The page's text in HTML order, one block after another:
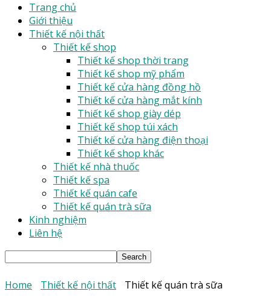
Trang chủ
Giới thiệu
Thiết kế nội thất
Thiết kế shop
Thiết kế shop thời trang
Thiết kế shop mỹ phẩm
Thiết kế cửa hàng đồng hồ
Thiết kế cửa hàng mắt kính
Thiết kế shop giày dép
Thiết kế shop túi xách
Thiết kế cửa hàng điện thoại
Thiết kế shop khác
Thiết kế nhà thuốc
Thiết kế spa
Thiết kế quán cafe
Thiết kế quán trà sữa
Kinh nghiệm
Liên hệ
Home Thiết kế nội thất Thiết kế quán trà sữa